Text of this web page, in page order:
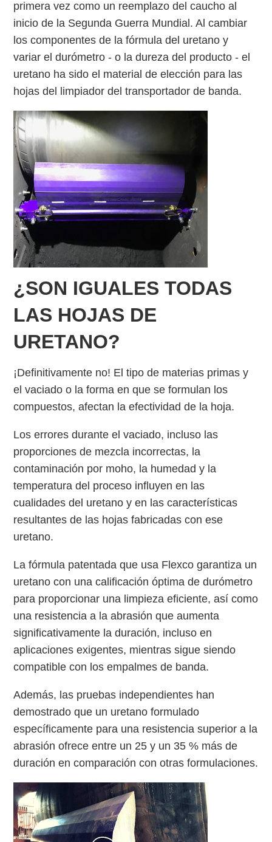
primera vez como un reemplazo del caucho al
inicio de la Segunda Guerra Mundial. Al cambiar
los componentes de la fórmula del uretano y
variar el durómetro - o la dureza del producto - el
uretano ha sido el material de elección para las
hojas del limpiador del transportador de banda.
¿SON IGUALES TODAS
LAS HOJAS DE
URETANO?
¡Definitivamente no! El tipo de materias primas y
el vaciado o la forma en que se formulan los
compuestos, afectan la efectividad de la hoja.
Los errores durante el vaciado, incluso las
proporciones de mezcla incorrectas, la
contaminación por moho, la humedad y la
temperatura del proceso influyen en las
cualidades del uretano y en las características
resultantes de las hojas fabricadas con ese
uretano.
La fórmula patentada que usa Flexco garantiza un
uretano con una calificación óptima de durómetro
para proporcionar una limpieza eficiente, así como
una resistencia a la abrasión que aumenta
significativamente la duración, incluso en
aplicaciones exigentes, mientras sigue siendo
compatible con los empalmes de banda.
Además, las pruebas independientes han
demostrado que un uretano formulado
específicamente para una resistencia superior a la
abrasión ofrece entre un 25 y un 35 % más de
duración en comparación con otras formulaciones.